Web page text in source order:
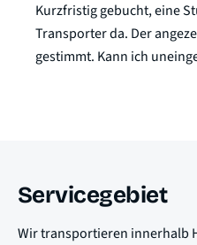
Kurzfristig gebucht, eine
Transporter da. Der
gestimmt. Kann ich
Servicegebiet
Wir transportieren innerhalb